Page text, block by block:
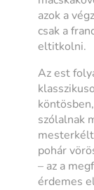
azok a
csak a
eltitkolni.
Az est
szólalnak
pohár
– az a
érdemes